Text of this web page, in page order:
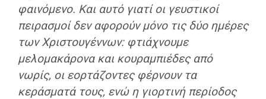
φαινόμενο. Και αυτό γιατί οι γευστικοί
πειρασμοί δεν αφορούν μόνο τις δύο ημέρες
των Χριστουγέννων: φτιάχνουμε
μελομακάρονα και κουραμπιέδες από
νωρίς, οι εορτάζοντες φέρνουν τα
κεράσματά τους, ενώ η γιορτινή περίοδος